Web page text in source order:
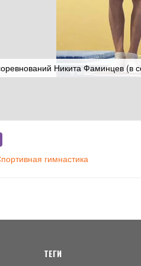
Никита Фаминцев (в
гимнастика
ТЕГИ